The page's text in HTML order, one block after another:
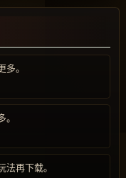
。
再下载。